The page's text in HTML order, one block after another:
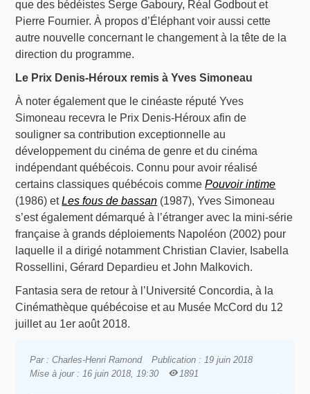
que des bédéistes Serge Gaboury, Réal Godbout et
Pierre Fournier. À propos d’Éléphant voir aussi cette
autre nouvelle concernant le changement à la tête de la
direction du programme.
Le Prix Denis-Héroux remis à Yves Simoneau
À noter également que le cinéaste réputé Yves
Simoneau recevra le Prix Denis-Héroux afin de
souligner sa contribution exceptionnelle au
développement du cinéma de genre et du cinéma
indépendant québécois. Connu pour avoir réalisé
certains classiques québécois commePouvoir intime
(1986) etLes fous de bassan (1987), Yves Simoneau
s’est également démarqué à l’étranger avec la mini-série
française à grands déploiements Napoléon (2002) pour
laquelle il a dirigé notamment Christian Clavier, Isabella
Rossellini, Gérard Depardieu et John Malkovich.
Fantasia sera de retour à l’Université Concordia, à la
Cinémathèque québécoise et au Musée McCord du 12
juillet au 1er août 2018.
Par : Charles-Henri Ramond
Publication : 19 juin 2018
Mise à jour : 16 juin 2018, 19:30
1891